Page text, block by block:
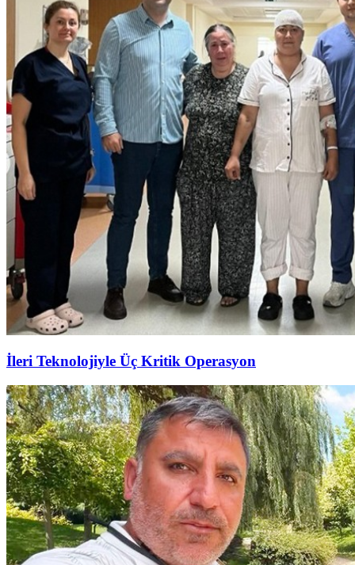
İleri Teknolojiyle Üç Kritik Operasyon